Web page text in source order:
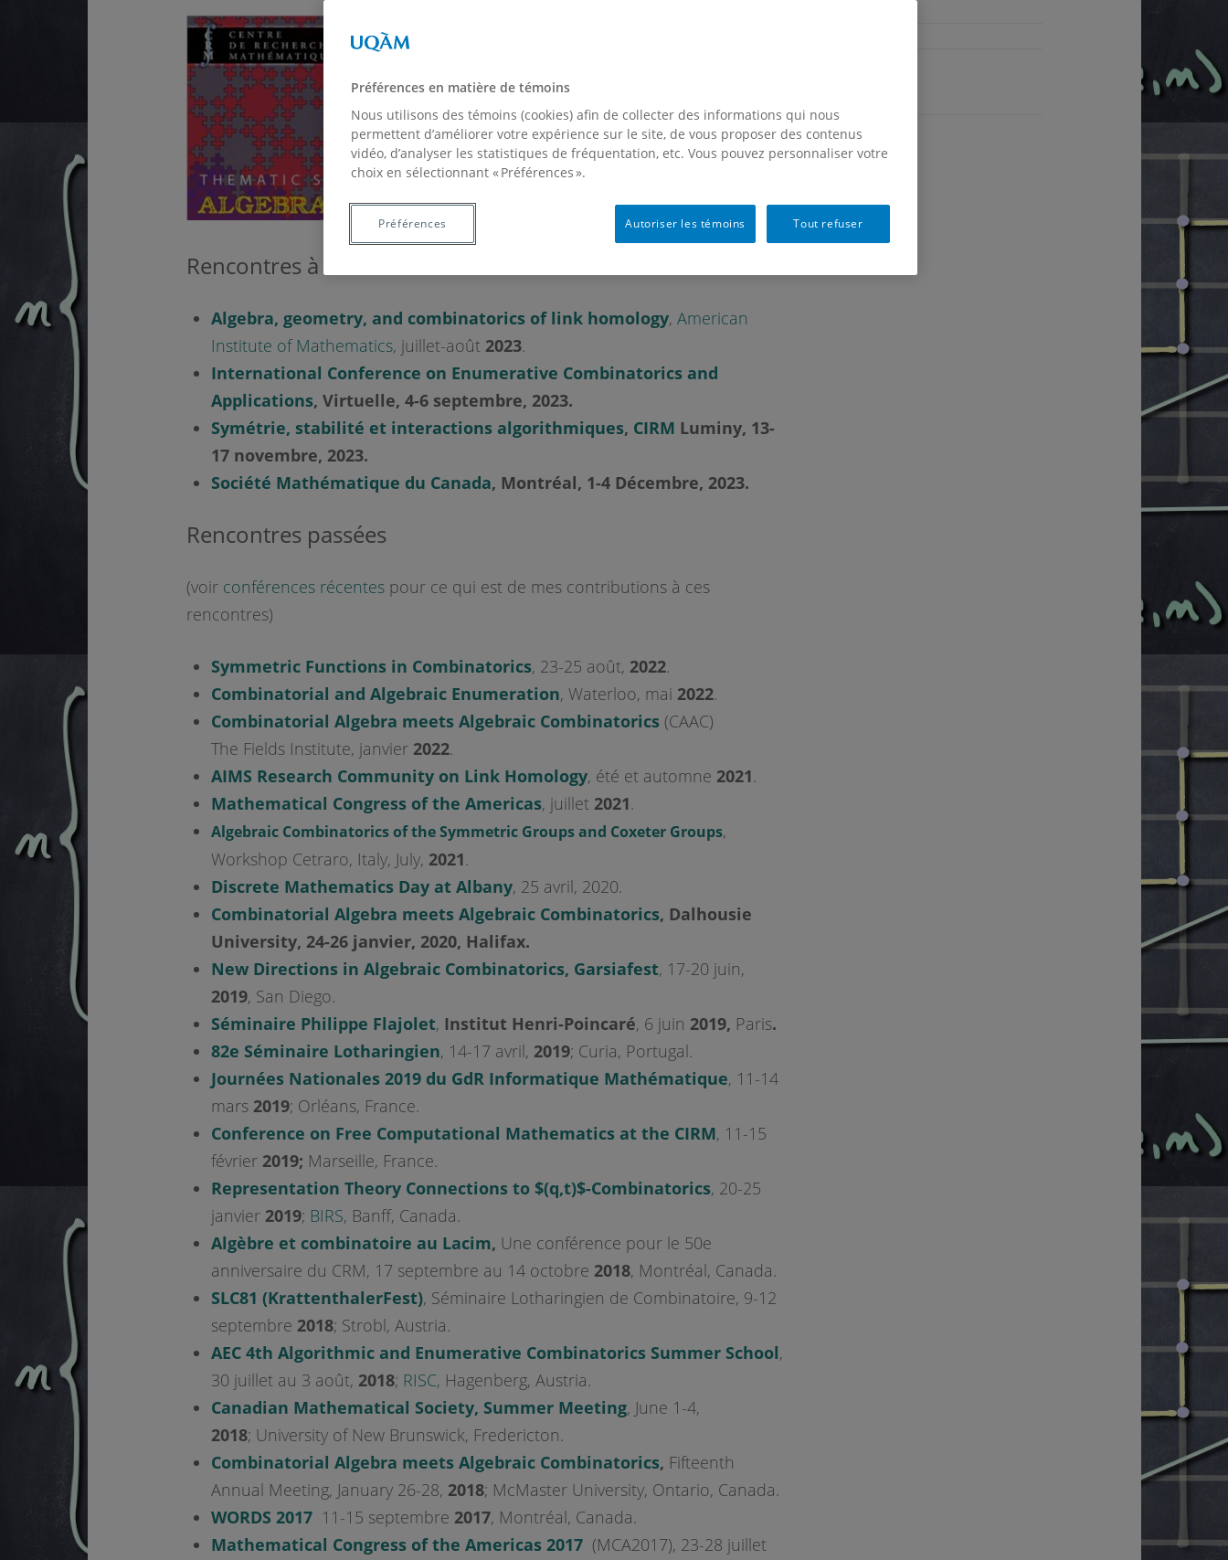
Rencontres à venir
Algebra, geometry, and combinatorics of link homology, American
Institute of Mathematics, juillet-août 2023.
International Conference on Enumerative Combinatorics and
Applications, Virtuelle, 4-6 septembre, 2023.
Symétrie, stabilité et interactions algorithmiques, CIRM Luminy, 13-
17 novembre, 2023.
Société Mathématique du Canada, Montréal, 1-4 Décembre, 2023.
Rencontres passées
(voir conférences récentespour ce qui est de mes contributions à ces
rencontres)
Symmetric Functions in Combinatorics, 23-25 août, 2022.
Combinatorial and Algebraic Enumeration, Waterloo, mai 2022.
Combinatorial Algebra meets Algebraic Combinatorics(CAAC)
The Fields Institute, janvier 2022.
AIMS Research Community on Link Homology, été et automne 2021.
Mathematical Congress of the Americas, juillet 2021.
Algebraic Combinatorics of the Symmetric Groups and Coxeter Groups,
Workshop Cetraro, Italy, July, 2021.
Discrete Mathematics Day at Albany, 25 avril, 2020.
Combinatorial Algebra meets Algebraic Combinatorics, Dalhousie
University, 24-26 janvier, 2020, Halifax.
New Directions in Algebraic Combinatorics, Garsiafest, 17-20 juin,
2019, San Diego.
Séminaire Philippe Flajolet, Institut Henri-Poincaré, 6 juin 2019, Paris.
82e Séminaire Lotharingien, 14-17 avril, 2019; Curia, Portugal.
Journées Nationales 2019 du GdR Informatique Mathématique, 11-14
mars 2019; Orléans, France.
Conference on Free Computational Mathematics at the CIRM, 11-15
février 2019; Marseille, France.
Representation Theory Connections to $(q,t)$-Combinatorics, 20-25
janvier 2019; BIRS, Banff, Canada.
Algèbre et combinatoire au Lacim, Une conférence pour le 50e
anniversaire du CRM, 17 septembre au 14 octobre 2018, Montréal, Canada.
SLC81 (KrattenthalerFest), Séminaire Lotharingien de Combinatoire, 9-12
septembre 2018; Strobl, Austria.
AEC 4th Algorithmic and Enumerative Combinatorics Summer School,
30 juillet au 3 août, 2018; RISC, Hagenberg, Austria.
Canadian Mathematical Society, Summer Meeting, June 1-4,
2018; University of New Brunswick, Fredericton.
Combinatorial Algebra meets Algebraic Combinatorics, Fifteenth
Annual Meeting, January 26-28, 2018; McMaster University, Ontario, Canada.
WORDS 201711-15 septembre 2017, Montréal, Canada.
Mathematical Congress of the Americas 2017(MCA2017), 23-28 juillet
Préférences en matière de témoins
Nous utilisons des témoins (cookies) afin de collecter des informations qui nous
permettent d’améliorer votre expérience sur le site, de vous proposer des contenus
vidéo, d’analyser les statistiques de fréquentation, etc. Vous pouvez personnaliser votre
choix en sélectionnant « Préférences ».
Tout refuser
Autoriser les témoins
Préférences